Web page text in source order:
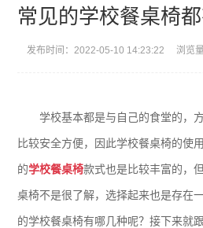
常见的学校餐桌椅都
发布时间：2022-05-10 14:23:22 浏览
学校基本都是与自己的食堂的，
比较安全方便，因此学校餐桌椅的使
的学校餐桌椅款式也是比较丰富的，
桌椅不是很了解，选择起来也是存在
的学校餐桌椅有哪几种呢？接下来就